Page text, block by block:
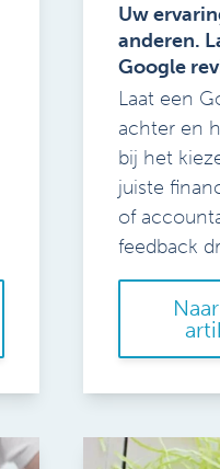
Uw
anderen.
Google
Laat een
achter en
bij het
juiste
of
feedback